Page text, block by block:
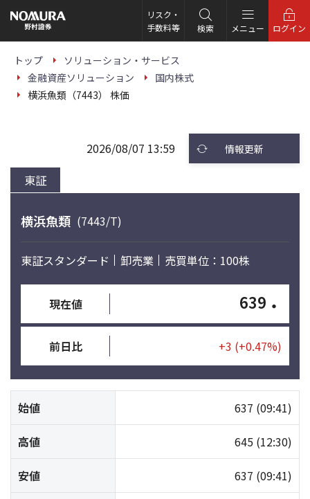
の
ー
リスク・
手数料等
検索 メニュー ログイン
トップ
ソリューション・サービス
金融資産ソリューション
国内株式
横浜魚類（7443） 株価
東証
2026/08/07 13:59 情報更新
横浜魚類 (7443/T)
東証スタンダード 卸売業 売買単位：100株
現在値 639 ・
前日比 +3 (+0.47%)
始値 637 (09:41)
高値 645 (12:30)
安値 637 (09:41)